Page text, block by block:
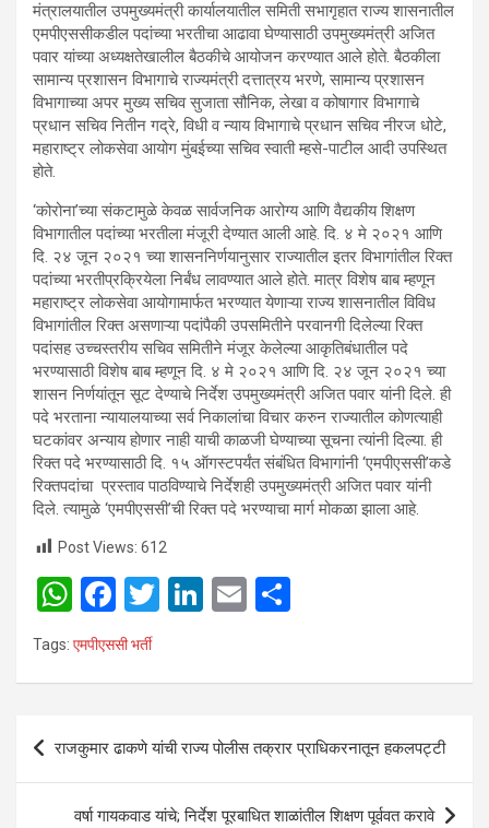
मंत्रालयातील उपमुख्यमंत्री कार्यालयातील समिती सभागृहात राज्य शासनातील
एमपीएससीकडील पदांच्या भरतीचा आढावा घेण्यासाठी उपमुख्यमंत्री अजित
पवार यांच्या अध्यक्षतेखालील बैठकीचे आयोजन करण्यात आले होते. बैठकीला
सामान्य प्रशासन विभागाचे राज्यमंत्री दत्तात्रय भरणे, सामान्य प्रशासन
विभागाच्या अपर मुख्य सचिव सुजाता सौनिक, लेखा व कोषागार विभागाचे
प्रधान सचिव नितीन गद्रे, विधी व न्याय विभागाचे प्रधान सचिव नीरज धोटे,
महाराष्ट्र लोकसेवा आयोग मुंबईच्या सचिव स्वाती म्हसे-पाटील आदी उपस्थित
होते.
‘कोरोना’च्या संकटामुळे केवळ सार्वजनिक आरोग्य आणि वैद्यकीय शिक्षण
विभागातील पदांच्या भरतीला मंजूरी देण्यात आली आहे. दि. ४ मे २०२१ आणि
दि. २४ जून २०२१ च्या शासननिर्णयानुसार राज्यातील इतर विभागांतील रिक्त
पदांच्या भरतीप्रक्रियेला निर्बंध लावण्यात आले होते. मात्र विशेष बाब म्हणून
महाराष्ट्र लोकसेवा आयोगामार्फत भरण्यात येणाऱ्या राज्य शासनातील विविध
विभागांतील रिक्त असणाऱ्या पदांपैकी उपसमितीने परवानगी दिलेल्या रिक्त
पदांसह उच्चस्तरीय सचिव समितीने मंजूर केलेल्या आकृतिबंधातील पदे
भरण्यासाठी विशेष बाब म्हणून दि. ४ मे २०२१ आणि दि. २४ जून २०२१ च्या
शासन निर्णयांतून सूट देण्याचे निर्देश उपमुख्यमंत्री अजित पवार यांनी दिले. ही
पदे भरताना न्यायालयाच्या सर्व निकालांचा विचार करुन राज्यातील कोणत्याही
घटकांवर अन्याय होणार नाही याची काळजी घेण्याच्या सूचना त्यांनी दिल्या. ही
रिक्त पदे भरण्यासाठी दि. १५ ऑगस्टपर्यंत संबंधित विभागांनी ‘एमपीएससी’कडे
रिक्तपदांचा प्रस्ताव पाठविण्याचे निर्देशही उपमुख्यमंत्री अजित पवार यांनी
दिले. त्यामुळे ‘एमपीएससी’ची रिक्त पदे भरण्याचा मार्ग मोकळा झाला आहे.
Post Views: 612
W
h
at
A
p
p
F
a
o
k
T
Li
n
E
Tags: एमपीएससी भर्ती
Post
navigation
राजकुमार ढाकणे यांची राज्य पोलीस तक्रार प्राधिकरनातून हकलपट्टी
वर्षा गायकवाड यांचे; निर्देश पूरबाधित शाळांतील शिक्षण पूर्ववत करावे